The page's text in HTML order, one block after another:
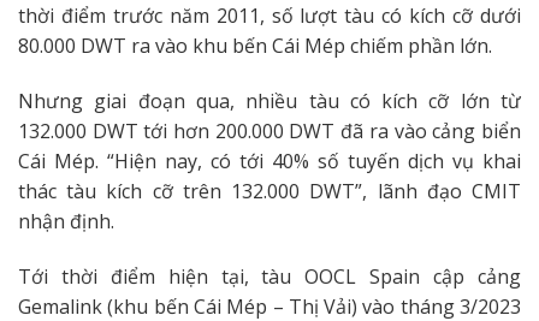
thời điểm trước năm 2011, số lượt tàu có kích cỡ dưới
80.000 DWT ra vào khu bến Cái Mép chiếm phần lớn.
Nhưng giai đoạn qua, nhiều tàu có kích cỡ lớn từ
132.000 DWT tới hơn 200.000 DWT đã ra vào cảng biển
Cái Mép. “Hiện nay, có tới 40% số tuyến dịch vụ khai
thác tàu kích cỡ trên 132.000 DWT”, lãnh đạo CMIT
nhận định.
Tới thời điểm hiện tại, tàu OOCL Spain cập cảng
Gemalink (khu bến Cái Mép – Thị Vải) vào tháng 3/2023